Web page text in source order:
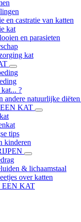
en castratie van katten
kat
en parasieten
kat
?
andere natuurlijke
KAT
tips
kinderen
& lichaamstaal
over katten
EEN KAT